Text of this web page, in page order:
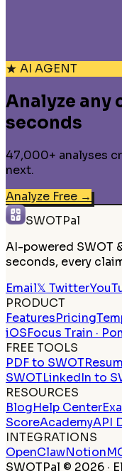
★ AI AGENT
Analyze any
seconds
47,000+ analyses
next.
Analyze Free →
SWOTPal
AI-powered SWOT
seconds, every
Email𝕏 Twitter
PRODUCT
FeaturesPricing
iOSFocus Train ·
FREE TOOLS
PDF to SWOT
SWOTLinkedIn to
RESOURCES
BlogHelp Center
ScoreAcademyAPI
INTEGRATIONS
OpenClawNotion
SWOTPal © 2026 ·